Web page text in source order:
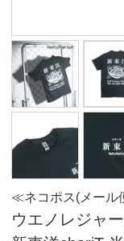
≪ネコポス(メール
ウエノレジャ